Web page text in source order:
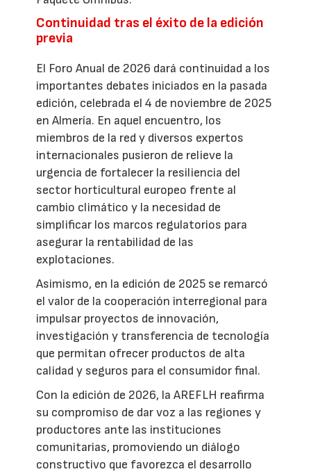
Continuidad tras el éxito de la edición
previa
El Foro Anual de 2026 dará continuidad a los
importantes debates iniciados en la pasada
edición, celebrada el 4 de noviembre de 2025
en Almería. En aquel encuentro, los
miembros de la red y diversos expertos
internacionales pusieron de relieve la
urgencia de fortalecer la resiliencia del
sector horticultural europeo frente al
cambio climático y la necesidad de
simplificar los marcos regulatorios para
asegurar la rentabilidad de las
explotaciones.
Asimismo, en la edición de 2025 se remarcó
el valor de la cooperación interregional para
impulsar proyectos de innovación,
investigación y transferencia de tecnología
que permitan ofrecer productos de alta
calidad y seguros para el consumidor final.
Con la edición de 2026, la AREFLH reafirma
su compromiso de dar voz a las regiones y
productores ante las instituciones
comunitarias, promoviendo un diálogo
constructivo que favorezca el desarrollo